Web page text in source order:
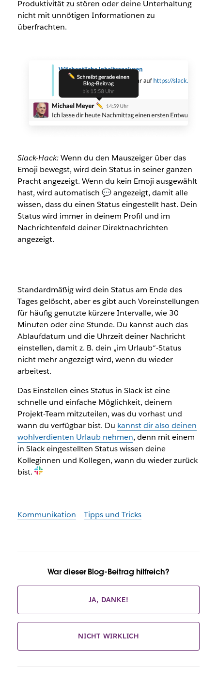
Produktivität zu stören oder deine Unterhaltung
nicht mit unnötigen Informationen zu
überfrachten.
Slack-Hack:Wenn du den Mauszeiger über das
Emoji bewegst, wird dein Status in seiner ganzen
Pracht angezeigt. Wenn du kein Emoji ausgewählt
hast, wird automatisch 💬 angezeigt, damit alle
wissen, dass du einen Status eingestellt hast. Dein
Status wird immer in deinem Profil und im
Nachrichtenfeld deiner Direktnachrichten
angezeigt.
Standardmäßig wird dein Status am Ende des
Tages gelöscht, aber es gibt auch Voreinstellungen
für häufig genutzte kürzere Intervalle, wie 30
Minuten oder eine Stunde. Du kannst auch das
Ablaufdatum und die Uhrzeit deiner Nachricht
einstellen, damit z. B. dein „im Urlaub“-Status
nicht mehr angezeigt wird, wenn du wieder
arbeitest.
Das Einstellen eines Status in Slack ist eine
schnelle und einfache Möglichkeit, deinem
Projekt-Team mitzuteilen, was du vorhast und
wann du verfügbar bist. Du kannst dir also deinen
wohlverdienten Urlaub nehmen, denn mit einem
in Slack eingestellten Status wissen deine
Kolleginnen und Kollegen, wann du wieder zurück
bist.
Kommunikation Tipps und Tricks
War dieser Blog-Beitrag hilfreich?
JA, DANKE!
NICHT WIRKLICH